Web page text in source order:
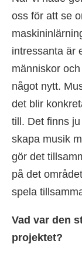
oss för att se
intressanta är
människor
något nytt.
det blir
till. Det finns
skapa musik
gör det
på det
spela
Vad var den
projektet?